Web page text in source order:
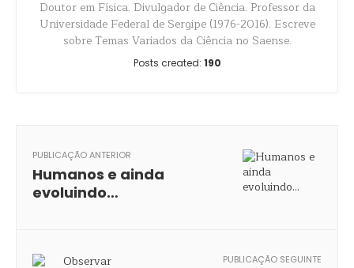
Doutor em Física. Divulgador de Ciência. Professor da
Universidade Federal de Sergipe (1976-2016). Escreve
sobre Temas Variados da Ciência no Saense.
Posts created: 190
PUBLICAÇÃO ANTERIOR
Humanos e ainda
evoluindo…
PUBLICAÇÃO SEGUINTE